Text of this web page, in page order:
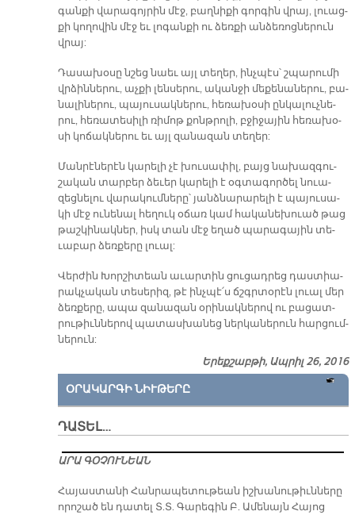
գան­քի վա­րա­գոյ­րին մէջ, բաղ­նի­քի գոր­գին վրայ, լուաց­
քի կո­ղո­վին մէջ եւ լո­գան­քի ու ձեռ­քի ան­ձե­ռոց­նե­րուն
վրայ:
Դա­սա­խօ­սը նշեց նաեւ այլ տե­ղեր, ինչ­պէս՝ շպա­րու­մի
վրձին­նե­րու, աչ­քի լեն­սե­րու, ա­կան­ջի մե­քե­նա­նե­րու, բա­
նա­լի­նե­րու, պա­յու­սակ­նե­րու, հե­ռա­խօ­սի ըն­կա­լուչ­նե­
րու, հե­ռա­տե­սի­լի ռի­մոթ քոնթ­րո­լի, բջի­ջա­յին հե­ռա­խօ­
սի կո­ճակ­նե­րու եւ այլ զա­նա­զան տե­ղեր:
Ման­րէ­նե­րէն կա­րե­լի չէ խու­սա­փիլ, բայց նա­խազ­գու­
շա­կան տար­բեր ձե­ւեր կա­րե­լի է օգ­տա­գոր­ծել նուա­
զեց­նե­լու վա­րա­կում­նե­րը՝ յանձ­նա­րա­րե­լի է պա­յու­սա­
կի մէջ ու­նե­նալ հե­ղուկ օ­ճառ կամ հա­կա­նե­խուած թաց
թաշ­կի­նակ­ներ, իսկ տան մէջ ե­ղած պա­րա­գա­յին տե­
ւա­բար ձեռ­քե­րը լուալ:
Վեր­ժին Խոր­շի­տեան ա­ւար­տին ցու­ցադ­րեց դաս­տիա­
րակ­չա­կան տե­սե­րիզ, թէ ինչ­պէ՛ս ճշգրտօ­րէն լուալ մեր
ձեռ­քե­րը, ա­պա զա­նա­զան օ­րի­նակ­նե­րով ու բա­ցատ­
րու­թիւն­նե­րով պա­տաս­խա­նեց ներ­կա­նե­րուն հար­ցում­
նե­րուն:
Երեքշաբթի, Ապրիլ 26, 2016
ՕՐԱԿԱՐԳԻ ՆԻՒԹԵՐԸ
ԴԱՏԵԼ…
ԱՐԱ ԳՕՉՈՒՆԵԱՆ
​Հայաստանի Հանրապետութեան իշխանութիւնները
որոշած են դատել Տ.Տ. Գարեգին Բ. Ամենայն Հայոց